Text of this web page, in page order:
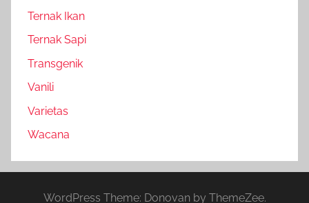
Ternak Ikan
Ternak Sapi
Transgenik
Vanili
Varietas
Wacana
WordPress Theme: Donovan by ThemeZee.